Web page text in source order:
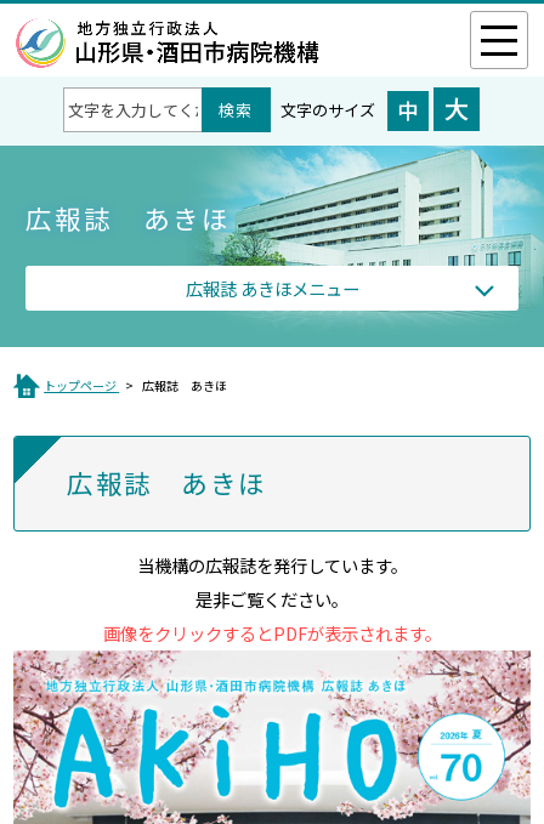
文字のサイズ
広報誌 あきほ
広報誌 あきほメニュー
トップページ 広報誌 あきほ
広報誌 あきほ
当機構の広報誌を発行しています。
是非ご覧ください。
画像をクリックするとPDFが表示されます。